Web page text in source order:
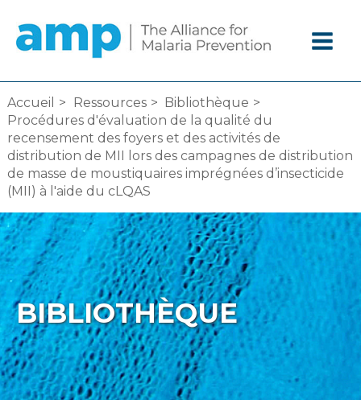
contenu
Accueil Ressources
Bibliothèque
Procédures d'évaluation de la qualité du
recensement des foyers et des activités de
distribution de MII lors des campagnes de distribution
de masse de moustiquaires imprégnées d’insecticide
(MII) à l'aide du cLQAS
BIBLIOTHÈQUE